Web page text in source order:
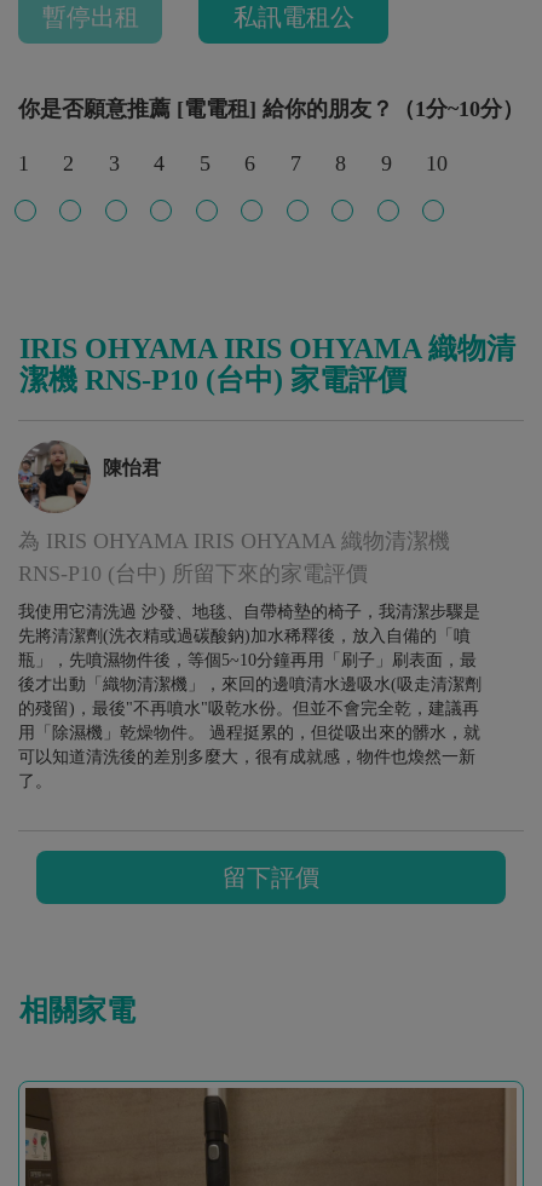
暫停出租 私訊電租公
你是否願意推薦 [電電租] 給你的朋友？（1分~10分）
1 2 3 4 5 6 7 8 9 10
IRIS OHYAMA IRIS OHYAMA 織物清
潔機 RNS-P10 (台中) 家電評價
陳怡君
為 IRIS OHYAMA IRIS OHYAMA 織物清潔機
RNS-P10 (台中) 所留下來的家電評價
我使用它清洗過 沙發、地毯、自帶椅墊的椅子，我清潔步驟是
先將清潔劑(洗衣精或過碳酸鈉)加水稀釋後，放入自備的「噴
瓶」，先噴濕物件後，等個5~10分鐘再用「刷子」刷表面，最
後才出動「織物清潔機」，來回的邊噴清水邊吸水(吸走清潔劑
的殘留)，最後"不再噴水"吸乾水份。但並不會完全乾，建議再
用「除濕機」乾燥物件。 過程挺累的，但從吸出來的髒水，就
可以知道清洗後的差別多麼大，很有成就感，物件也煥然一新
了。
留下評價
相關家電